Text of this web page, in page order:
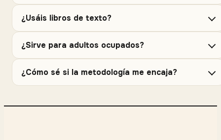
¿Usáis libros de texto?
¿Sirve para adultos ocupados?
¿Cómo sé si la metodología me encaja?